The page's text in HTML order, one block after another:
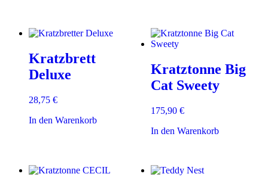
Kratzbrett
Deluxe
28,75 €
In den Warenkorb
Kratztonne Big
Cat Sweety
175,90 €
In den Warenkorb